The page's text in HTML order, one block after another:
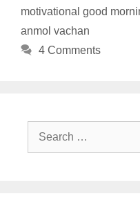
motivational good
anmol vachan
4 Comments
Search